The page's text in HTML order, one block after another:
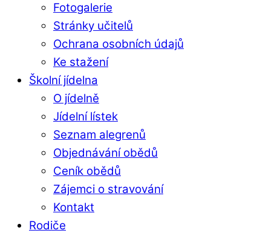
Fotogalerie
Stránky učitelů
Ochrana osobních údajů
Ke stažení
Školní jídelna
O jídelně
Jídelní lístek
Seznam alegrenů
Objednávání obědů
Ceník obědů
Zájemci o stravování
Kontakt
Rodiče